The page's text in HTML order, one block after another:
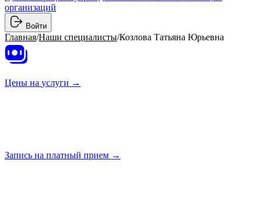
организаций
Войти
Главная/Наши специалисты/Козлова Татьяна Юрьевна
Цены на услуги →
Запись на платный прием →